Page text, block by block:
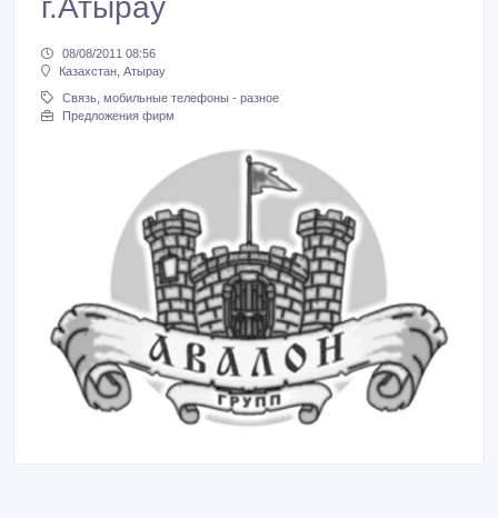
г.Атырау
08/08/2011 08:56
Казахстан, Атырау
Связь, мобильные телефоны - разное
Предложения фирм